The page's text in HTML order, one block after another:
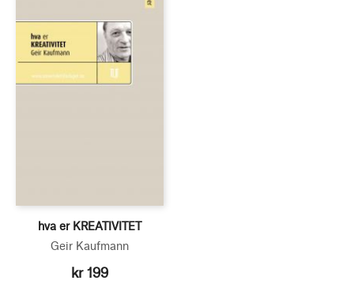
hva er KREATIVITET
Geir Kaufmann
kr 199